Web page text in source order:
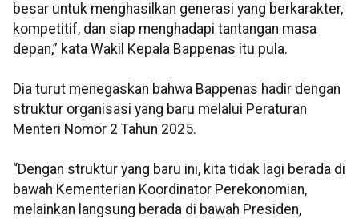
besar untuk menghasilkan generasi yang berkarakter,
kompetitif, dan siap menghadapi tantangan masa
depan,” kata Wakil Kepala Bappenas itu pula.
Dia turut menegaskan bahwa Bappenas hadir dengan
struktur organisasi yang baru melalui Peraturan
Menteri Nomor 2 Tahun 2025.
“Dengan struktur yang baru ini, kita tidak lagi berada di
bawah Kementerian Koordinator Perekonomian,
melainkan langsung berada di bawah Presiden,